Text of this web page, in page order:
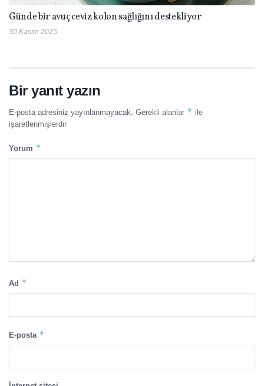
Günde bir avuç ceviz kolon sağlığını destekliyor
30 Kasım 2025
Bir yanıt yazın
E-posta adresiniz yayınlanmayacak. Gerekli alanlar * ile
işaretlenmişlerdir
Yorum *
Ad *
E-posta *